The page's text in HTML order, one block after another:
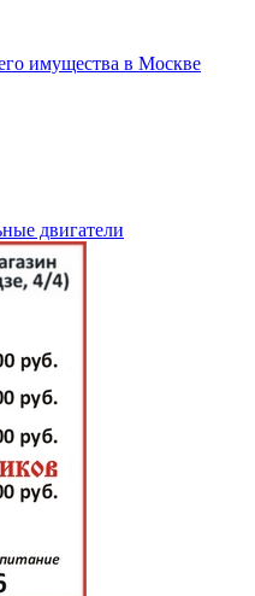
имущества в Москве
двигатели